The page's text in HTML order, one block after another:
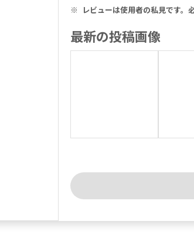
※ レビューは使用者の私見です。
最新の投稿画像